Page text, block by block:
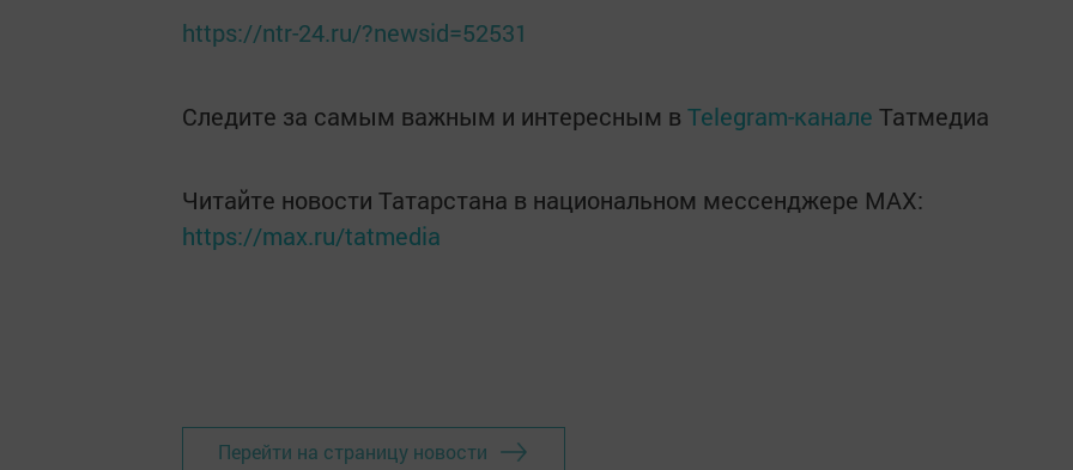
https://ntr-24.ru/?newsid=52531
Следите за самым важным и интересным в Telegram-канале Татмедиа
Читайте новости Татарстана в национальном мессенджере MАХ:
https://max.ru/tatmedia
Перейти на страницу новости